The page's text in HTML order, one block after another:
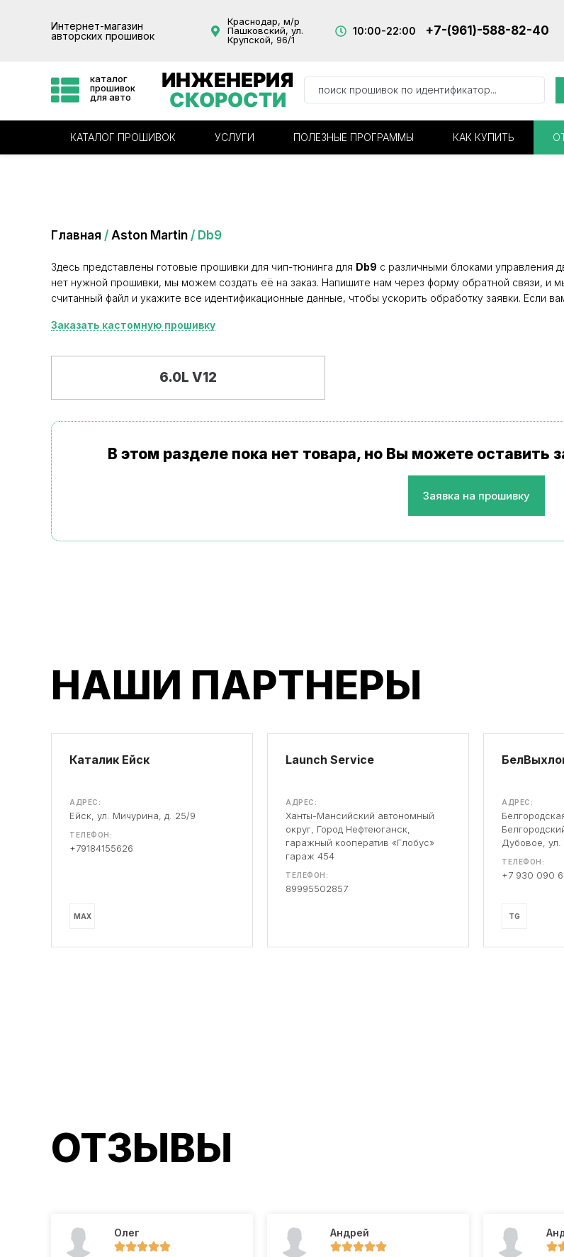
Интернет-магазин
авторских прошивок
Краснодар, м/р
Пашковский, ул.
Крупской, 96/1
10:00-22:00 +7-(961)-588-82-40
каталог
прошивок
для авто
ИНЖЕНЕРИЯ
СКОРОСТИ
КАТАЛОГ ПРОШИВОК УСЛУГИ ПОЛЕЗНЫЕ ПРОГРАММЫ КАК КУПИТЬ
Главная / Aston Martin / Db9
Здесь представлены готовые прошивки для чип-тюнинга для Db9 с различными блоками управления
нет нужной прошивки, мы можем создать её на заказ. Напишите нам через форму обратной связи, и
считанный файл и укажите все идентификационные данные, чтобы ускорить обработку заявки. Если
Заказать кастомную прошивку
6.0L V12
В этом разделе пока нет товара, но Вы можете оставить
Заявка на прошивку
НАШИ ПАРТНЕРЫ
Каталик Ейск
АДРЕС:
Ейск, ул. Мичурина, д. 25/9
ТЕЛЕФОН:
+79184155626
MAX
Launch Service
АДРЕС:
Ханты-Мансийский автономный
округ, Город Нефтеюганск,
гаражный кооператив «Глобус»
гараж 454
ТЕЛЕФОН:
89995502857
АДРЕС:
Дубовое,
ТЕЛЕФОН:
+7 930 090
TG
ОТЗЫВЫ
Олег Андрей